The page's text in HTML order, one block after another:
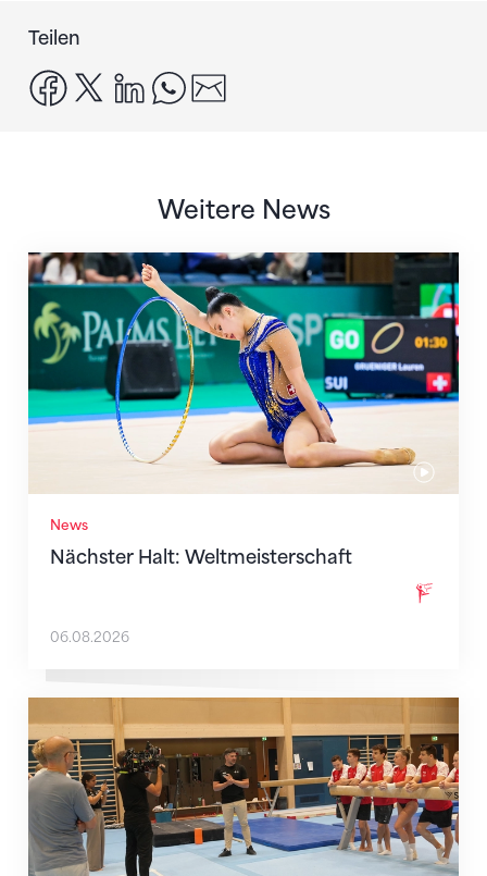
Teilen
facebook
x linkedinwhatsapp
Weitere News
News
Nächster Halt: Weltmeisterschaft
Nächster Halt: Weltmeisterschaft
06.08.2026
Mit klaren Zielen nach Zagreb